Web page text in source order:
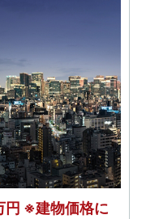
円 ※建物価格に